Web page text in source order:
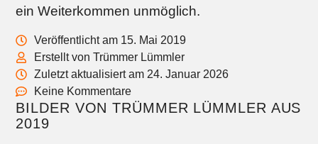
ein Weiterkommen unmöglich.
Veröffentlicht am 15. Mai 2019
Erstellt von Trümmer Lümmler
Zuletzt aktualisiert am 24. Januar 2026
Keine Kommentare
BILDER VON TRÜMMER LÜMMLER AUS
2019